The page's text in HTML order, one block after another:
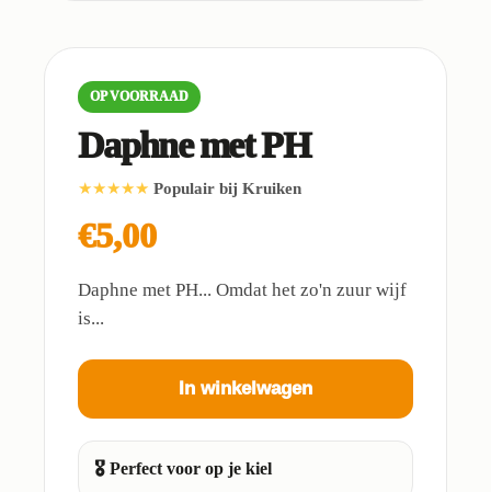
OP VOORRAAD
Daphne met PH
★★★★★ Populair bij Kruiken
€5,00
Daphne met PH... Omdat het zo'n zuur wijf
is...
In winkelwagen
🎖️ Perfect voor op je kiel